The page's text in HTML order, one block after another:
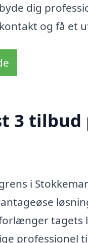
dig
og få et
3 tilbud
i
professionel